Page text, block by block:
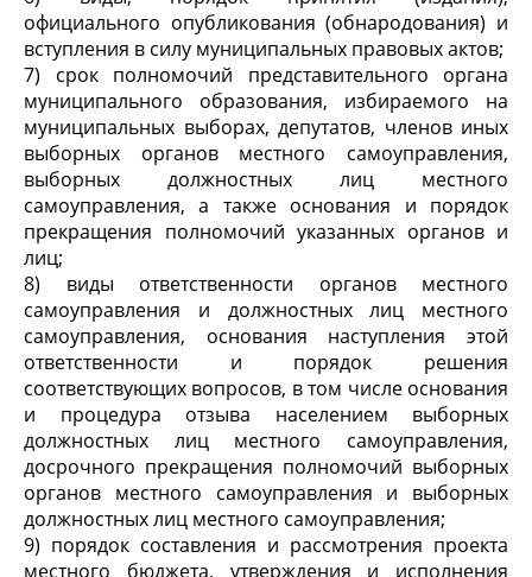
официального опубликования (обнародования) и
вступления в силу муниципальных правовых актов;
7) срок полномочий представительного органа
муниципального образования, избираемого на
муниципальных выборах, депутатов, членов иных
выборных органов местного самоуправления,
выборных должностных лиц местного
самоуправления, а также основания и порядок
прекращения полномочий указанных органов и
лиц;
8) виды ответственности органов местного
самоуправления и должностных лиц местного
самоуправления, основания наступления этой
ответственности и порядок решения
соответствующих вопросов, в том числе основания
и процедура отзыва населением выборных
должностных лиц местного самоуправления,
досрочного прекращения полномочий выборных
органов местного самоуправления и выборных
должностных лиц местного самоуправления;
9) порядок составления и рассмотрения проекта
местного бюджета, утверждения и исполнения